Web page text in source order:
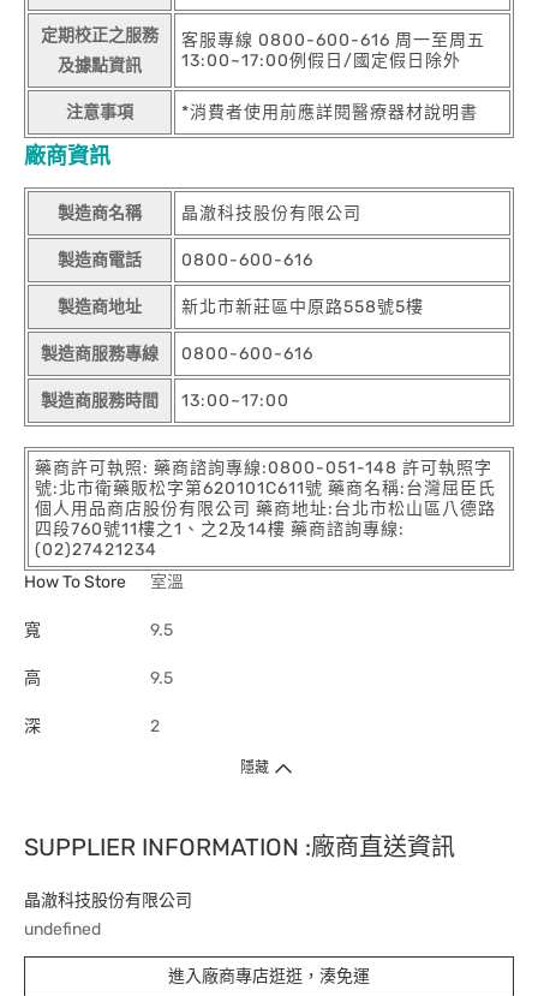
定期校正之服務
及據點資訊
客服專線 0800-600-616 周一至周五
13:00~17:00例假日/國定假日除外
注意事項 *消費者使用前應詳閱醫療器材說明書
廠商資訊
製造商名稱 晶澈科技股份有限公司
製造商電話 0800-600-616
製造商地址 新北市新莊區中原路558號5樓
製造商服務專線 0800-600-616
製造商服務時間 13:00~17:00
藥商許可執照: 藥商諮詢專線:0800-051-148 許可執照字
號:北市衛藥販松字第620101C611號 藥商名稱:台灣屈臣氏
個人用品商店股份有限公司 藥商地址:台北市松山區八德路
四段760號11樓之1、之2及14樓 藥商諮詢專線:
(02)27421234
How To Store
室溫
寬 9.5
高 9.5
深 2
隱藏
SUPPLIER INFORMATION :廠商直送資訊
晶澈科技股份有限公司
undefined
進入廠商專店逛逛，湊免運